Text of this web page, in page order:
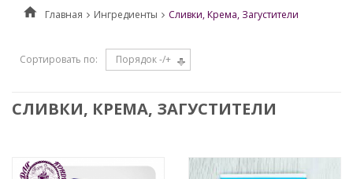
Главная Ингредиенты Сливки, Крема, Загустители
Сортировать по Порядок -/+
СЛИВКИ, КРЕМА, ЗАГУСТИТЕЛИ